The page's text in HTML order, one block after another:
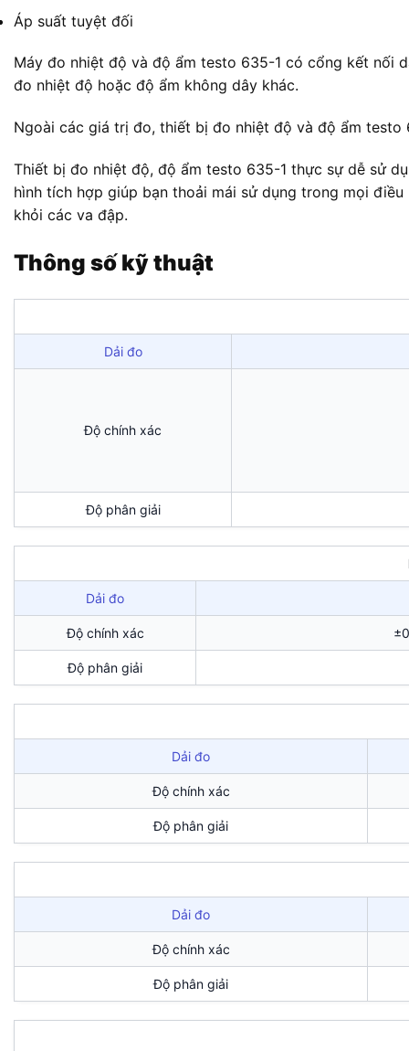
Áp suất tuyệt đối
Máy đo nhiệt độ và độ ẩm testo 635-1 có cổng kết nối
đo nhiệt độ hoặc độ ẩm không dây khác.
Ngoài các giá trị đo, thiết bị đo nhiệt độ và độ ẩm
Thiết bị đo nhiệt độ, độ ẩm testo 635-1 thực sự dễ sử
hình tích hợp giúp bạn thoải mái sử dụng trong mọi
khỏi các va đập.
Thông số kỹ thuật
Dải đo
Độ chính xác
Độ phân giải
Dải đo
Độ chính xác
Độ phân giải
Dải đo
Độ chính xác
Độ phân giải
Dải đo
Độ chính xác
Độ phân giải